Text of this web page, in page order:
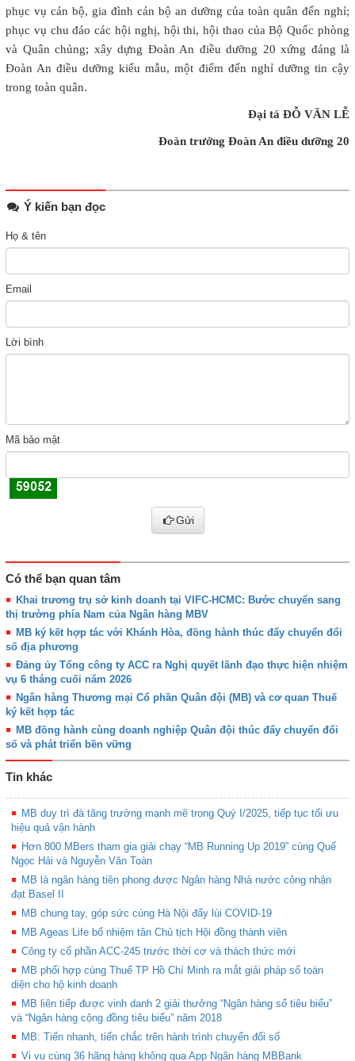
phục vụ cán bộ, gia đình cán bộ an dưỡng của toàn quân đến nghỉ;
phục vụ chu đáo các hội nghị, hội thi, hội thao của Bộ Quốc phòng
và Quân chủng; xây dựng Đoàn An điều dưỡng 20 xứng đáng là
Đoàn An điều dưỡng kiểu mẫu, một điểm đến nghỉ dưỡng tin cậy
trong toàn quân.
Đại tá ĐỖ VĂN LỄ
Đoàn trưởng Đoàn An điều dưỡng 20
Ý kiến bạn đọc
Họ & tên
Email
Lời bình
Mã bảo mật
Gửi
Có thể bạn quan tâm
Khai trương trụ sở kinh doanh tại VIFC-HCMC: Bước chuyển sang
thị trường phía Nam của Ngân hàng MBV
MB ký kết hợp tác với Khánh Hòa, đồng hành thúc đẩy chuyển đổi
số địa phương
Đảng ủy Tổng công ty ACC ra Nghị quyết lãnh đạo thực hiện nhiệm
vụ 6 tháng cuối năm 2026
Ngân hàng Thương mại Cổ phần Quân đội (MB) và cơ quan Thuế
ký kết hợp tác
MB đồng hành cùng doanh nghiệp Quân đội thúc đẩy chuyển đổi
số và phát triển bền vững
Tin khác
MB duy trì đà tăng trưởng mạnh mẽ trong Quý I/2025, tiếp tục tối ưu
hiệu quả vận hành
Hơn 800 MBers tham gia giải chạy “MB Running Up 2019” cùng Quế
Ngọc Hải và Nguyễn Văn Toàn
MB là ngân hàng tiên phong được Ngân hàng Nhà nước công nhận
đạt Basel II
MB chung tay, góp sức cùng Hà Nội đẩy lùi COVID-19
MB Ageas Life bổ nhiệm tân Chủ tịch Hội đồng thành viên
Công ty cổ phần ACC-245 trước thời cơ và thách thức mới
MB phối hợp cùng Thuế TP Hồ Chí Minh ra mắt giải pháp số toàn
diện cho hộ kinh doanh
MB liên tiếp được vinh danh 2 giải thưởng “Ngân hàng số tiêu biểu”
và “Ngân hàng cộng đồng tiêu biểu” năm 2018
MB: Tiến nhanh, tiến chắc trên hành trình chuyển đổi số
Vi vu cùng 36 hãng hàng không qua App Ngân hàng MBBank